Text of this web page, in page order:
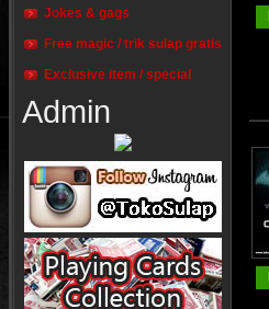
Jokes & gags
Free magic / trik sulap gratis
Exclusive item / special
Admin